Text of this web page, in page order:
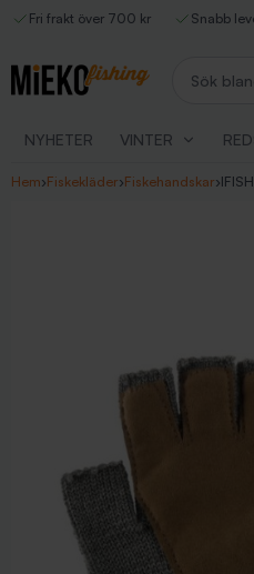
Fri frakt över 700 kr Snabb
NYHETER VINTER
Hem›Fiskekläder›Fiskehandskar›